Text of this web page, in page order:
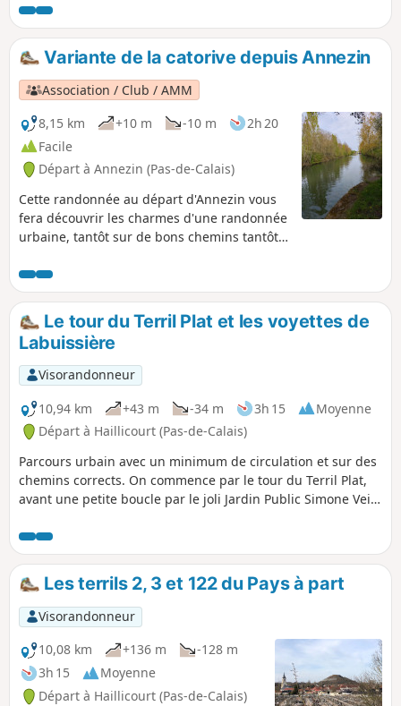
ornières profondes, passages boueux).
Attention : octobre 2024. Si le passage
au niveau des ornières est relativement
facile, la dernière partie du chemin pour
sortir du bois (avant le point 9) est, elle,
dans un état lamentable. Le chemin a
été défoncé par des engins et on ne
peut passer que sur les côtés qui sont
eux-mêmes très difficiles. Ça glisse
énormément et il faut parfois changer
de côté, ce qui demeure une gageure.
C'était un sentier balisé VTT, l'est-il
encore ?
Variante de la catorive depuis Annezin
Association / Club / AMM
8,15 km
+10 m -10 m
2h 20
Facile
Départ à Annezin (Pas-de-Calais)
Cette randonnée au départ d'Annezin vous
fera découvrir les charmes d'une randonnée
urbaine, tantôt sur de bons chemins tantôt
traces de l'ancien canal qui, de nos jours,
n'existe plus.
Le tour du Terril Plat et les voyettes de
Labuissière
Visorandonneur
10,94 km
+43 m -34 m 3h 15
Moyenne
Départ à Haillicourt (Pas-de-Calais)
Parcours urbain avec un minimum de circulation et sur des
chemins corrects. On commence par le tour du Terril Plat,
avant une petite boucle par le joli Jardin Public Simone Veil
mais par les voyettes, avant un retour vers Haillicourt le
long de la Voie Bus (C'était plus vert avant mais ça reste
calme). Retour par l'ancienne voie ferrée. La traversée de
Labuissière se fait sur des voyettes et l'appli peut être fort
utile !
Les terrils 2, 3 et 122 du Pays à part
Visorandonneur
10,08 km
+136 m
-128 m
3h 15
Moyenne
Départ à Haillicourt (Pas-de-Calais)